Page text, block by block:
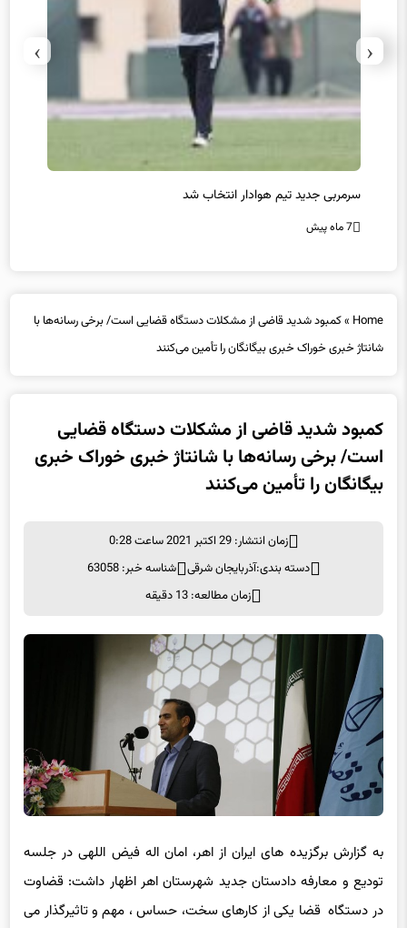
سرمربی جدید تیم هوادار انتخاب شد
7 ماه پیش
‹
›
Home
»کمبود شدید قاضی از مشکلات دستگاه قضایی است/ برخی رسانه‌ها با
شانتاژ خبری خوراک خبری بیگانگان را تأمین می‌کنند
کمبود شدید قاضی از مشکلات دستگاه قضایی
است/ برخی رسانه‌ها با شانتاژ خبری خوراک خبری
بیگانگان را تأمین می‌کنند
زمان انتشار: 29 اکتبر 2021 ساعت 0:28
دسته بندی:آذربایجان شرقی
شناسه خبر: 63058
زمان مطالعه: 13 دقیقه
به گزارش برگزیده های ایران از اهر، امان اله فیض اللهی در جلسه
تودیع و معارفه دادستان جدید شهرستان اهر اظهار داشت: قضاوت
در دستگاه قضا یکی از کارهای سخت، حساس ، مهم و تاثیرگذار می